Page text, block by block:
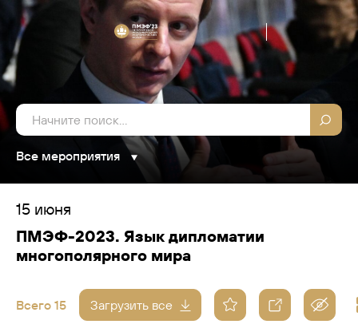
Все мероприятия
15 июня
ПМЭФ-2023. Язык дипломатии
многополярного мира
Всего 15 Загрузить все